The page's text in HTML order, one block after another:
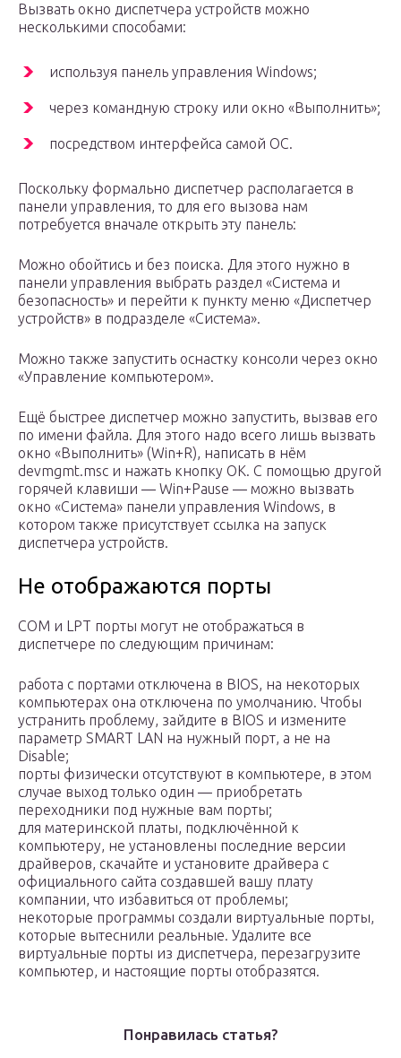
Вызвать окно диспетчера устройств можно
несколькими способами:
используя панель управления Windows;
через командную строку или окно «Выполнить»;
посредством интерфейса самой ОС.
Поскольку формально диспетчер располагается в
панели управления, то для его вызова нам
потребуется вначале открыть эту панель:
Можно обойтись и без поиска. Для этого нужно в
панели управления выбрать раздел «Система и
безопасность» и перейти к пункту меню «Диспетчер
устройств» в подразделе «Система».
Можно также запустить оснастку консоли через окно
«Управление компьютером».
Ещё быстрее диспетчер можно запустить, вызвав его
по имени файла. Для этого надо всего лишь вызвать
окно «Выполнить» (Win+R), написать в нём
devmgmt.msc и нажать кнопку ОК. С помощью другой
горячей клавиши — Win+Pause — можно вызвать
окно «Система» панели управления Windows, в
котором также присутствует ссылка на запуск
диспетчера устройств.
Не отображаются порты
COM и LPT порты могут не отображаться в
диспетчере по следующим причинам:
работа с портами отключена в BIOS, на некоторых
компьютерах она отключена по умолчанию. Чтобы
устранить проблему, зайдите в BIOS и измените
параметр SMART LAN на нужный порт, а не на
Disable;
порты физически отсутствуют в компьютере, в этом
случае выход только один — приобретать
переходники под нужные вам порты;
для материнской платы, подключённой к
компьютеру, не установлены последние версии
драйверов, скачайте и установите драйвера с
официального сайта создавшей вашу плату
компании, что избавиться от проблемы;
некоторые программы создали виртуальные порты,
которые вытеснили реальные. Удалите все
виртуальные порты из диспетчера, перезагрузите
компьютер, и настоящие порты отобразятся.
Понравилась статья?